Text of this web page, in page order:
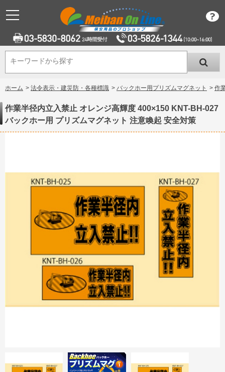
キーワードから探す
キーワードから探す
ホーム > 法令表示・建災防・各種標識 > バックホー用プリズムマグネット > 作
作業半径内立入禁止 オレンジ高輝度 400×150 KNT-BH-027
バックホー用 プリズムマグネット 注意喚起 安全対策